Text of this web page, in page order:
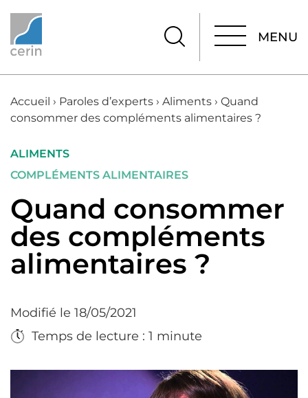
MENU
Accueil › Paroles d’experts › Aliments › Quand
consommer des compléments alimentaires ?
ALIMENTS
COMPLÉMENTS ALIMENTAIRES
Quand consommer
des compléments
alimentaires ?
Modifié le 18/05/2021
Temps de lecture : 1 minute